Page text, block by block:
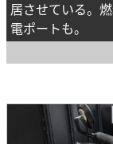
居させている。
電ポートも。